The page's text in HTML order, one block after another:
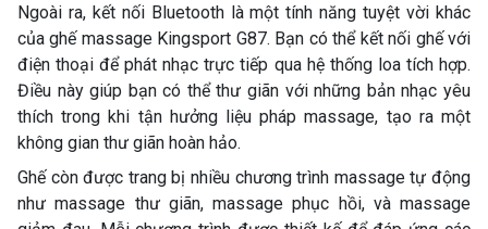
Ngoài ra, kết nối Bluetooth là một tính năng tuyệt vời khác
của ghế massage Kingsport G87. Bạn có thể kết nối ghế với
điện thoại để phát nhạc trực tiếp qua hệ thống loa tích hợp.
Điều này giúp bạn có thể thư giãn với những bản nhạc yêu
thích trong khi tận hưởng liệu pháp massage, tạo ra một
không gian thư giãn hoàn hảo.
Ghế còn được trang bị nhiều chương trình massage tự động
như massage thư giãn, massage phục hồi, và massage